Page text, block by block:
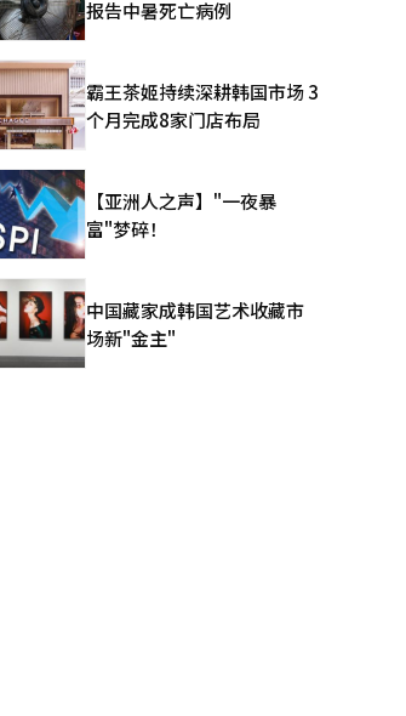
报告中暑死亡病例
霸王茶姬持续深耕韩国市场 3
个月完成8家门店布局
【亚洲人之声】"一夜暴
富"梦碎！
中国藏家成韩国艺术收藏市
场新"金主"